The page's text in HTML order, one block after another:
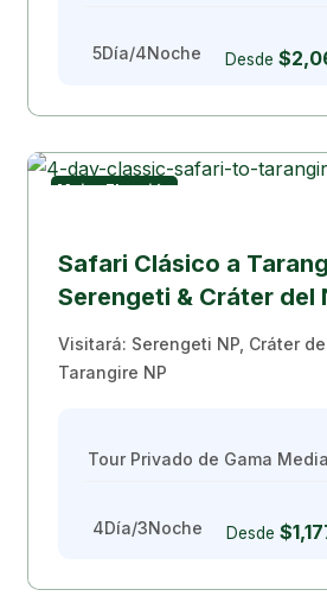
5Día/4Noche Desde
Mejor Elección
Safari Clásico a
Serengeti & Cráter del
Visitará: Serengeti NP, Cráter
Tarangire NP
Tour Privado de Gama Media
4Día/3Noche Desde